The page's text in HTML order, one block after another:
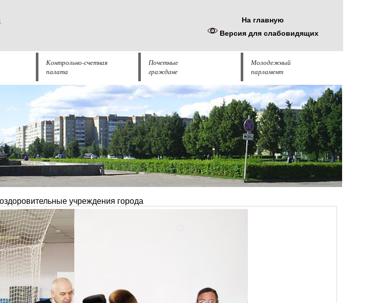
На главную
Версия для слабовидящих
Контрольно-счетная
палата
Почетные
граждане
Молодежный
парламент
учреждения города